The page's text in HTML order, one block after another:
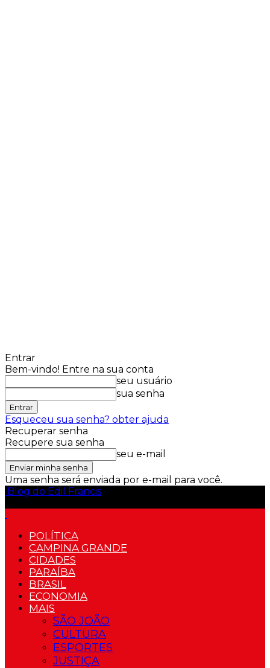
Entrar
Bem-vindo! Entre na sua conta
seu usuário
sua senha
Esqueceu sua senha? obter ajuda
Recuperar senha
Recupere sua senha
seu e-mail
Uma senha será enviada por e-mail para você.
Blog do Edil Francis
POLÍTICA
CAMPINA GRANDE
CIDADES
PARAÍBA
BRASIL
ECONOMIA
MAIS
SÃO JOÃO
CULTURA
ESPORTES
JUSTIÇA